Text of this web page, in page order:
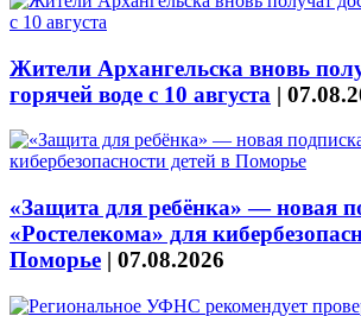
Жители Архангельска вновь
горячей воде с 10 августа |
«Защита для ребёнка» — новая
«Ростелекома» для
Поморье | 07.08.2026